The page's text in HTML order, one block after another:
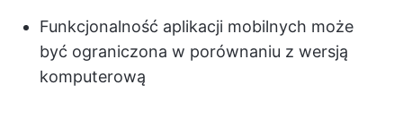
Funkcjonalność aplikacji mobilnych może
być ograniczona w porównaniu z wersją
komputerową